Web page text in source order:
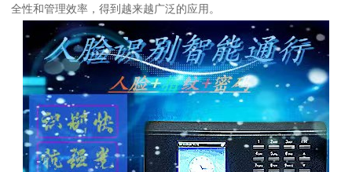
全性和管理效率，得到越来越广泛的应用。